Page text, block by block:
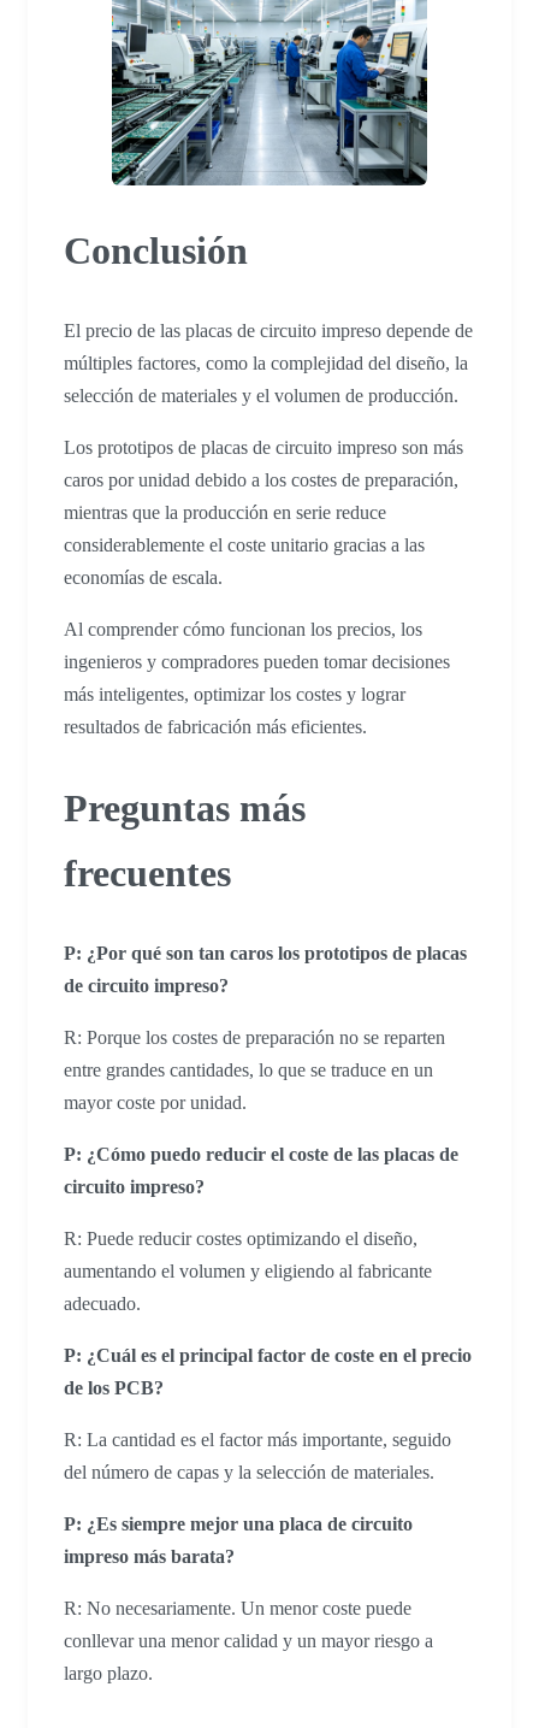
Conclusión
El precio de las placas de circuito impreso depende de
múltiples factores, como la complejidad del diseño, la
selección de materiales y el volumen de producción.
Los prototipos de placas de circuito impreso son más
caros por unidad debido a los costes de preparación,
mientras que la producción en serie reduce
considerablemente el coste unitario gracias a las
economías de escala.
Al comprender cómo funcionan los precios, los
ingenieros y compradores pueden tomar decisiones
más inteligentes, optimizar los costes y lograr
resultados de fabricación más eficientes.
Preguntas más
frecuentes
P: ¿Por qué son tan caros los prototipos de placas
de circuito impreso?
R: Porque los costes de preparación no se reparten
entre grandes cantidades, lo que se traduce en un
mayor coste por unidad.
P: ¿Cómo puedo reducir el coste de las placas de
circuito impreso?
R: Puede reducir costes optimizando el diseño,
aumentando el volumen y eligiendo al fabricante
adecuado.
P: ¿Cuál es el principal factor de coste en el precio
de los PCB?
R: La cantidad es el factor más importante, seguido
del número de capas y la selección de materiales.
P: ¿Es siempre mejor una placa de circuito
impreso más barata?
R: No necesariamente. Un menor coste puede
conllevar una menor calidad y un mayor riesgo a
largo plazo.